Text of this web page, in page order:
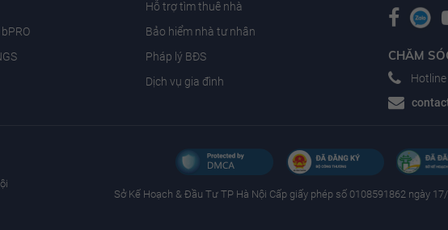
Hỗ trợ tìm thuê nhà
Bảo hiểm nhà tư nhân
Pháp lý BĐS
Dịch vụ gia đình
CHĂM
Sở Kế Hoạch & Ðầu Tư TP Hà Nội Cấp giấy phép số 0108591862 ngày